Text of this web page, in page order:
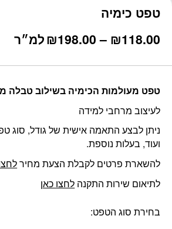
טפט כימיה
₪118.00
–
₪198.00
טווח
עד
⁦₪198.00⁩
למ״ר
טפט מעולמות הכימיה בשילוב טבלה
לעיצוב מרחבי למידה
ניתן לבצע התאמה אישית של גודל, סוג
ועוד, בעלות נוספת.
להשארת פרטים לקבלת הצעת מחיר
לתיאום שירות התקנה לחצו כאן
בחירת סוג הטפט: